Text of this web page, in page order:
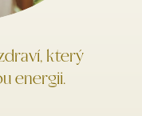
který
energii.